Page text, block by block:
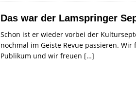
Das war der Lamspringer
Schon ist er wieder vorbei der
nochmal im Geiste Revue passieren.
Publikum und wir freuen […]